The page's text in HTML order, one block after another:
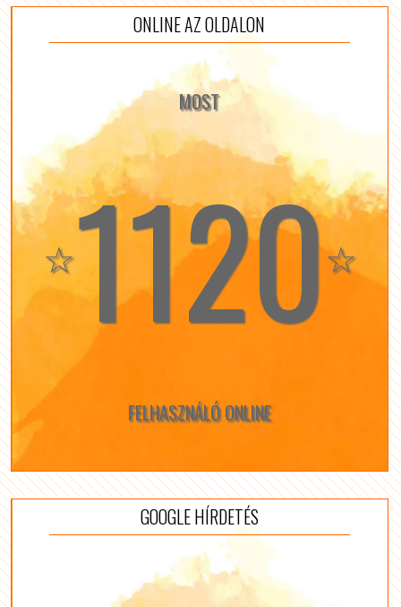
ONLINE AZ OLDALON
MOST
☆1120☆
FELHASZNÁLÓ ONLINE
GOOGLE HÍRDETÉS